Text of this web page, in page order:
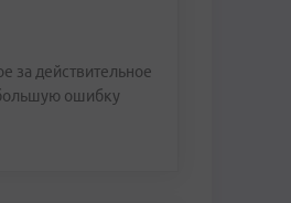
за действительное
ошибку